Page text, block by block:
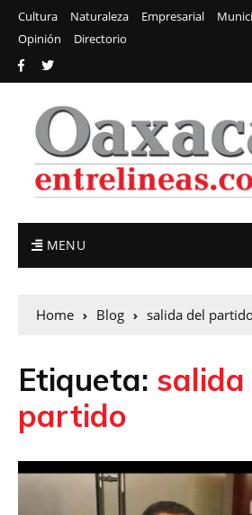
Cultura Naturaleza Empresarial
Opinión
Directorio
MENU
Home Blog salida del
Etiqueta: salida
partido